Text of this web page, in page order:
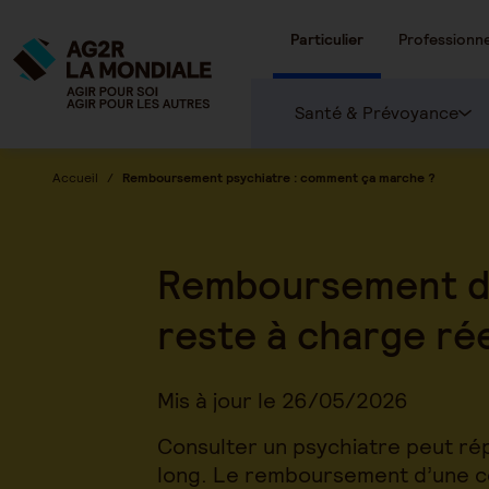
Particulier
Santé & Prévoyance
Accueil Remboursement psychiatre : comment ça marche ?
Remboursement
reste à charge
Mis à jour le 26/05/2026
Consulter un psychiatre peut
long. Le remboursement d’une